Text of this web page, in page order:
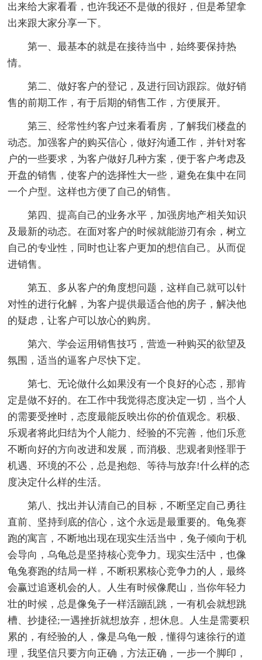
出来给大家看看，也许我还不是做的很好，但是希望拿
出来跟大家分享一下。
第一、最基本的就是在接待当中，始终要保持热
情。
第二、做好客户的登记，及进行回访跟踪。做好销
售的前期工作，有于后期的销售工作，方便展开。
第三、经常性约客户过来看看房，了解我们楼盘的
动态。加强客户的购买信心，做好沟通工作，并针对客
户的一些要求，为客户做好几种方案，便于客户考虑及
开盘的销售，使客户的选择性大一些，避免在集中在同
一个户型。这样也方便了自己的销售。
第四、提高自己的业务水平，加强房地产相关知识
及最新的动态。在面对客户的时候就能游刃有余，树立
自己的专业性，同时也让客户更加的想信自己。从而促
进销售。
第五、多从客户的角度想问题，这样自己就可以针
对性的进行化解，为客户提供最适合他的房子，解决他
的疑虑，让客户可以放心的购房。
第六、学会运用销售技巧，营造一种购买的欲望及
氛围，适当的逼客户尽快下定。
第七、无论做什么如果没有一个良好的心态，那肯
定是做不好的。在工作中我觉得态度决定一切，当个人
的需要受挫时，态度最能反映出你的价值观念。积极、
乐观者将此归结为个人能力、经验的不完善，他们乐意
不断向好的方向改进和发展，而消极、悲观者则怪罪于
机遇、环境的不公，总是抱怨、等待与放弃!什么样的态
度决定什么样的生活。
第八、找出并认清自己的目标，不断坚定自己勇往
直前、坚持到底的信心，这个永远是最重要的。龟兔赛
跑的寓言，不断地出现在现实生活当中，兔子倾向于机
会导向，乌龟总是坚持核心竞争力。现实生活中，也像
龟兔赛跑的结局一样，不断积累核心竞争力的人，最终
会赢过追逐机会的人。人生有时候像爬山，当你年轻力
壮的时候，总是像兔子一样活蹦乱跳，一有机会就想跳
槽、抄捷径;一遇挫折就想放弃，想休息。人生是需要积
累的，有经验的人，像是乌龟一般，懂得匀速徐行的道
理，我坚信只要方向正确，方法正确，一步一个脚印，